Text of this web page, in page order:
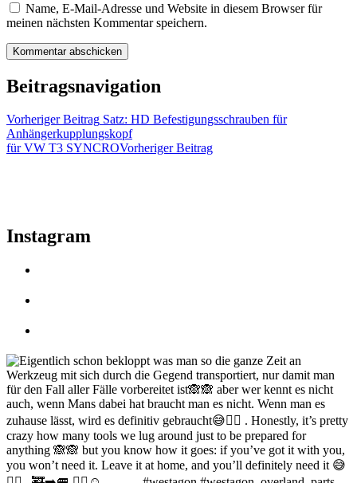
Name, E-Mail-Adresse und Website in diesem Browser für
meinen nächsten Kommentar speichern.
Beitragsnavigation
Vorheriger Beitrag Satz: HD Befestigungsschrauben für
Anhängerkupplungskopf
für VW T3 SYNCROVorheriger Beitrag
Instagram